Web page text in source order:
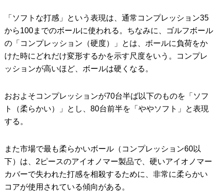
「ソフトな打感」という表現は、通常コンプレッション35
から100までのボールに使われる。ちなみに、ゴルフボール
の「コンプレッション（硬度）」とは、ボールに負荷をか
けた時にどれだけ変形するかを示す尺度をいう。コンプレ
ッションが高いほど、ボールは硬くなる。
おおよそコンプレッションが70台半ば以下のものを「ソフ
ト（柔らかい）」とし、80台前半を「ややソフト」と表現
する。
また市場で最も柔らかいボール（コンプレッション60以
下）は、2ピースのアイオノマー製品で、硬いアイオノマー
カバーで失われた打感を相殺するために、非常に柔らかい
コアが使用されている傾向がある。